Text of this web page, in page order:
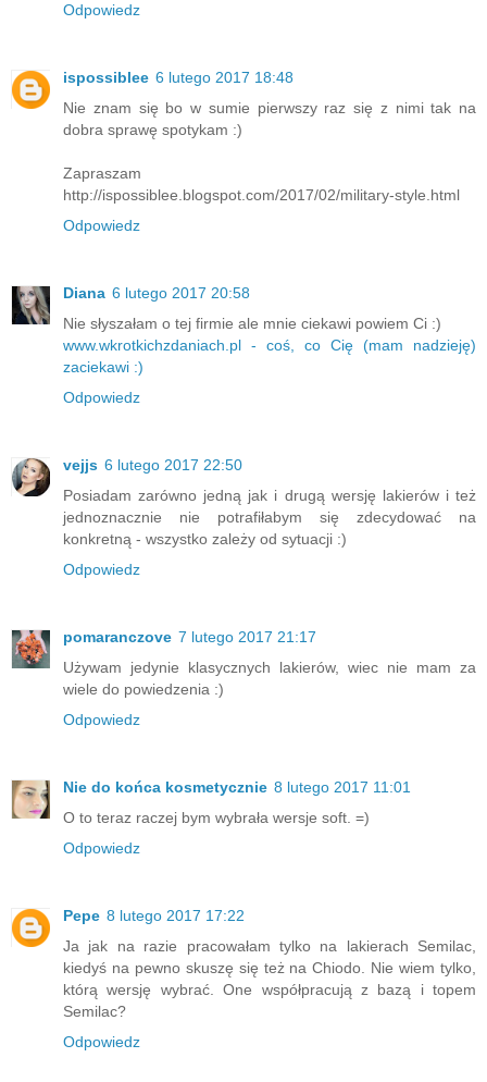
Odpowiedz
ispossiblee 6 lutego 2017 18:48
Nie znam się bo w sumie pierwszy raz się z nimi tak na
dobra sprawę spotykam :)
Zapraszam
http://ispossiblee.blogspot.com/2017/02/military-style.html
Odpowiedz
Diana 6 lutego 2017 20:58
Nie słyszałam o tej firmie ale mnie ciekawi powiem Ci :)
www.wkrotkichzdaniach.pl - coś, co Cię (mam nadzieję)
zaciekawi :)
Odpowiedz
vejjs 6 lutego 2017 22:50
Posiadam zarówno jedną jak i drugą wersję lakierów i też
jednoznacznie nie potrafiłabym się zdecydować na
konkretną - wszystko zależy od sytuacji :)
Odpowiedz
pomaranczove 7 lutego 2017 21:17
Używam jedynie klasycznych lakierów, wiec nie mam za
wiele do powiedzenia :)
Odpowiedz
Nie do końca kosmetycznie 8 lutego 2017 11:01
O to teraz raczej bym wybrała wersje soft. =)
Odpowiedz
Pepe 8 lutego 2017 17:22
Ja jak na razie pracowałam tylko na lakierach Semilac,
kiedyś na pewno skuszę się też na Chiodo. Nie wiem tylko,
którą wersję wybrać. One współpracują z bazą i topem
Semilac?
Odpowiedz